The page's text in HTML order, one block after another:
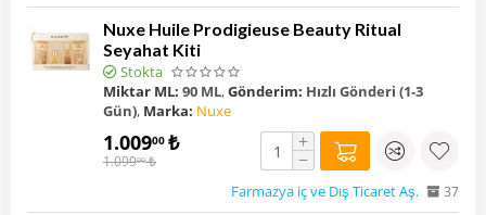
Nuxe Huile Prodigieuse Beauty Ritual
Seyahat Kiti
Stokta
Miktar ML: 90 ML,Gönderim: Hızlı Gönderi (1-3
Gün), Marka: Nuxe
1.00900 ₺
1.09900 ₺
+
−
Farmazya iç ve Dış Ticaret Aş. 37